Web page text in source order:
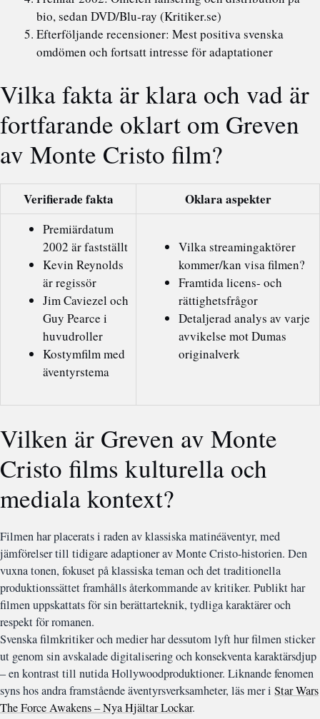
bio, sedan DVD/Blu-ray (Kritiker.se)
Efterföljande recensioner: Mest positiva svenska
omdömen och fortsatt intresse för adaptationer
Vilka fakta är klara och vad är
fortfarande oklart om Greven
av Monte Cristo film?
Verifierade fakta Oklara aspekter
Premiärdatum
2002 är fastställt
Kevin Reynolds
är regissör
Jim Caviezel och
Guy Pearce i
huvudroller
Kostymfilm med
äventyrstema
Vilka streamingaktörer
kommer/kan visa filmen?
Framtida licens- och
rättighetsfrågor
Detaljerad analys av varje
avvikelse mot Dumas
originalverk
Vilken är Greven av Monte
Cristo films kulturella och
mediala kontext?
Filmen har placerats i raden av klassiska matinéäventyr, med
jämförelser till tidigare adaptioner av Monte Cristo-historien. Den
vuxna tonen, fokuset på klassiska teman och det traditionella
produktionssättet framhålls återkommande av kritiker. Publikt har
filmen uppskattats för sin berättarteknik, tydliga karaktärer och
respekt för romanen.
Svenska filmkritiker och medier har dessutom lyft hur filmen sticker
ut genom sin avskalade digitalisering och konsekventa karaktärsdjup
– en kontrast till nutida Hollywoodproduktioner. Liknande fenomen
syns hos andra framstående äventyrsverksamheter, läs mer i Star Wars
The Force Awakens – Nya Hjältar Lockar.